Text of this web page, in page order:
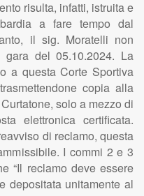
risulta, infatti, istruita e
a fare tempo dal
il sig. Moratelli non
del 05.10.2024. La
a questa Corte Sportiva
copia alla
solo a mezzo di
elettronica certificata.
di reclamo, questa
I commi 2 e 3
“Il reclamo deve essere
depositata unitamente al